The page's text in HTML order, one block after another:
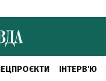
ІНТЕРВ'Ю